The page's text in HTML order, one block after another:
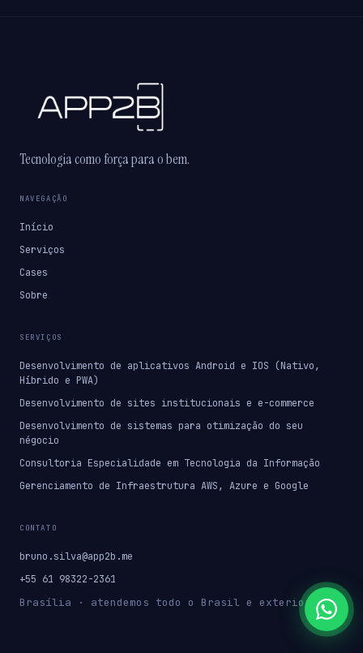
Tecnologia como força para o bem.
NAVEGAÇÃO
Início
Serviços
Cases
Sobre
SERVIÇOS
Desenvolvimento de aplicativos Android e IOS (Nativo,
Híbrido e PWA)
Desenvolvimento de sites institucionais e e-commerce
Desenvolvimento de sistemas para otimização do seu
négocio
Consultoria Especialidade em Tecnologia da Informação
Gerenciamento de Infraestrutura AWS, Azure e Google
CONTATO
bruno.silva@app2b.me
+55 61 98322-2361
Brasília · atendemos todo o Brasil e exterior